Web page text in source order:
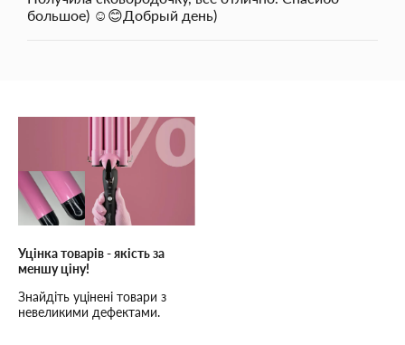
большое) ☺️😊Добрый день)
Уцінка товарів - якість за
меншу ціну!
Знайдіть уцінені товари з
невеликими дефектами.